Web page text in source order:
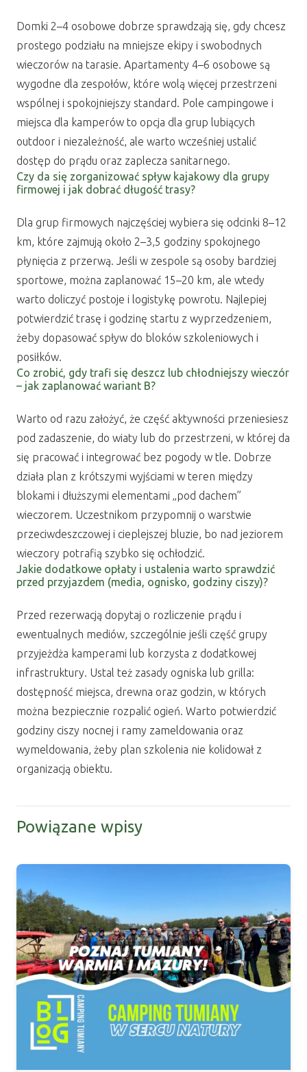
Domki 2–4 osobowe dobrze sprawdzają się, gdy chcesz
prostego podziału na mniejsze ekipy i swobodnych
wieczorów na tarasie. Apartamenty 4–6 osobowe są
wygodne dla zespołów, które wolą więcej przestrzeni
wspólnej i spokojniejszy standard. Pole campingowe i
miejsca dla kamperów to opcja dla grup lubiących
outdoor i niezależność, ale warto wcześniej ustalić
dostęp do prądu oraz zaplecza sanitarnego.
Czy da się zorganizować spływ kajakowy dla grupy
firmowej i jak dobrać długość trasy?
Dla grup firmowych najczęściej wybiera się odcinki 8–12
km, które zajmują około 2–3,5 godziny spokojnego
płynięcia z przerwą. Jeśli w zespole są osoby bardziej
sportowe, można zaplanować 15–20 km, ale wtedy
warto doliczyć postoje i logistykę powrotu. Najlepiej
potwierdzić trasę i godzinę startu z wyprzedzeniem,
żeby dopasować spływ do bloków szkoleniowych i
posiłków.
Co zrobić, gdy trafi się deszcz lub chłodniejszy wieczór
– jak zaplanować wariant B?
Warto od razu założyć, że część aktywności przeniesiesz
pod zadaszenie, do wiaty lub do przestrzeni, w której da
się pracować i integrować bez pogody w tle. Dobrze
działa plan z krótszymi wyjściami w teren między
blokami i dłuższymi elementami „pod dachem”
wieczorem. Uczestnikom przypomnij o warstwie
przeciwdeszczowej i cieplejszej bluzie, bo nad jeziorem
wieczory potrafią szybko się ochłodzić.
Jakie dodatkowe opłaty i ustalenia warto sprawdzić
przed przyjazdem (media, ognisko, godziny ciszy)?
Przed rezerwacją dopytaj o rozliczenie prądu i
ewentualnych mediów, szczególnie jeśli część grupy
przyjeżdża kamperami lub korzysta z dodatkowej
infrastruktury. Ustal też zasady ogniska lub grilla:
dostępność miejsca, drewna oraz godzin, w których
można bezpiecznie rozpalić ogień. Warto potwierdzić
godziny ciszy nocnej i ramy zameldowania oraz
wymeldowania, żeby plan szkolenia nie kolidował z
organizacją obiektu.
Powiązane wpisy